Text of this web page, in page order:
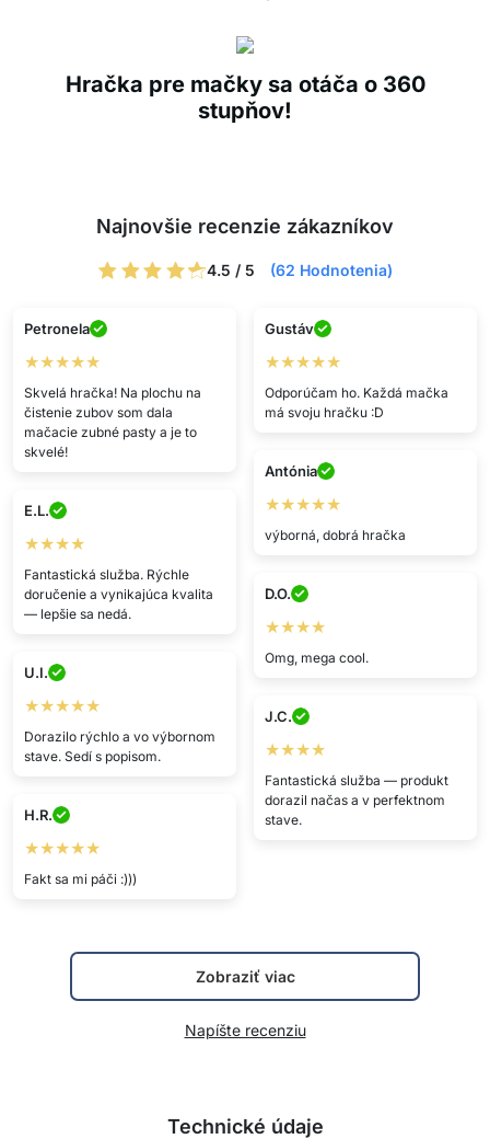
Hračka pre mačky sa otáča o 360
stupňov!
Najnovšie recenzie zákazníkov
4.5 / 5 (62 Hodnotenia)
Petronela
★★★★★
Skvelá hračka! Na plochu na
čistenie zubov som dala
mačacie zubné pasty a je to
skvelé!
Gustáv
★★★★★
Odporúčam ho. Každá mačka
má svoju hračku :D
Antónia
★★★★★
výborná, dobrá hračka
E.L.
★★★★
Fantastická služba. Rýchle
doručenie a vynikajúca kvalita
— lepšie sa nedá.
D.O.
★★★★
Omg, mega cool.
U.I.
★★★★★
Dorazilo rýchlo a vo výbornom
stave. Sedí s popisom.
J.C.
★★★★
Fantastická služba — produkt
dorazil načas a v perfektnom
stave.
H.R.
★★★★★
Fakt sa mi páči :)))
Zobraziť viac
Napíšte recenziu
Technické údaje